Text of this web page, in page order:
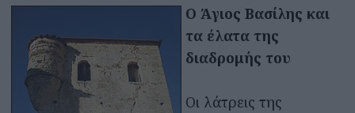
Ο Άγιος Βασίλης και
τα έλατα της
διαδρομής του
Οι λάτρεις της